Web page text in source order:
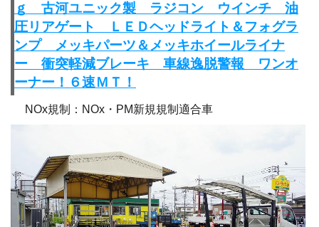
ｇ 古河ユニック製 ラジコン ウインチ 油
圧リアゲート ＬＥＤヘッドライト＆フォグラ
ンプ メッキパーツ＆メッキホイールライナ
ー 衝突軽減ブレーキ 車線逸脱警報 ワンオ
ーナー！６速ＭＴ！
NOx規制：NOx・PM新規規制適合車